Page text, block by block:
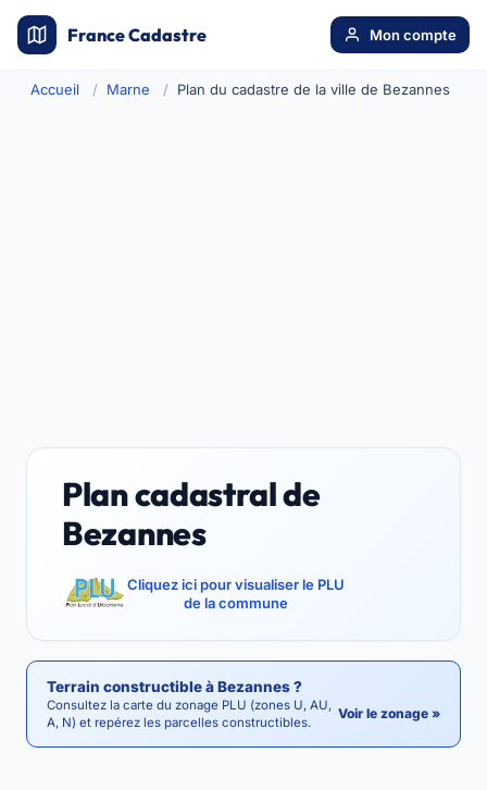
France Cadastre Mon compte
Accueil Marne Plan du cadastre de la ville de Bezannes
Plan cadastral de
Bezannes
Cliquez ici pour visualiser le PLU
de la commune
Terrain constructible à Bezannes ?
Consultez la carte du zonage PLU (zones U, AU,
A, N) et repérez les parcelles constructibles.
Voir le zonage »